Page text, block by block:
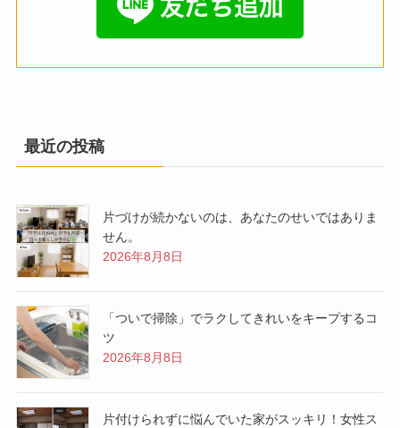
最近の投稿
片づけが続かないのは、あなたのせいではありま
せん。
2026年8月8日
「ついで掃除」でラクしてきれいをキープするコ
ツ
2026年8月8日
片付けられずに悩んでいた家がスッキリ！女性ス